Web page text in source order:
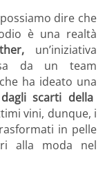
dire che
è una realtà
un’iniziativa
da un team
che ha ideato una
scarti della
vini, dunque, i
in pelle
alla moda nel